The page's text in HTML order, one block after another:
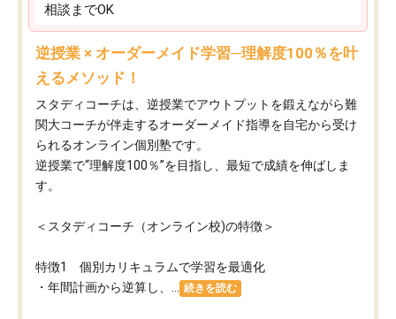
相談までOK
逆授業 × オーダーメイド学習─理解度100％を叶
えるメソッド！
スタディコーチは、逆授業でアウトプットを鍛えながら難
関大コーチが伴走するオーダーメイド指導を自宅から受け
られるオンライン個別塾です。
逆授業で“理解度100％”を目指し、最短で成績を伸ばしま
す。
＜スタディコーチ（オンライン校)の特徴＞
特徴1 個別カリキュラムで学習を最適化
・年間計画から逆算し、...
続きを読む